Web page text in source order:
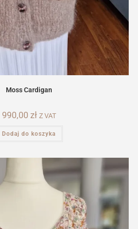
Moss Cardigan
990,00 zł Z VAT
Dodaj do koszyka